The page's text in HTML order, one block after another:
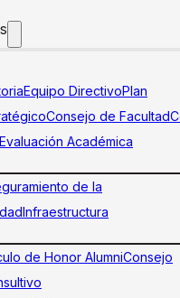
Equipo DirectivoPlan
Consejo de Facultad
Académica
de la
Infraestructura
de Honor AlumniConsejo